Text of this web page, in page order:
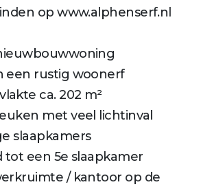
op www.alphenserf.nl
een rustig woonerf
ca. 202 m²
met veel lichtinval
slaapkamers
tot een 5e slaapkamer
/ kantoor op de